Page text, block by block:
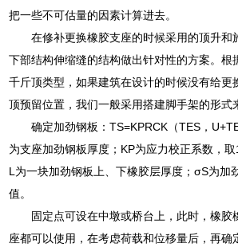
把一些不可估量的因素计算进去。
在修补更换橡胶支座的时候采用的顶升和
下部结构伸缩缝的结构做出针对性的方案。根
千斤顶类型，如果建筑在设计的时候没有给更
顶预留位置，我们一般采用搭建脚手架的形式
确定加劲钢板：TS=KPRCK（TES，
为支座加劲钢板厚度；KP为应力校正系数，取
L为一块加劲钢板上、下橡胶层厚度；σS为加
值。
固定点可设在中墩或桥台上，此时，橡胶
座都可以使用，在考虑荷载和位移量后，再确